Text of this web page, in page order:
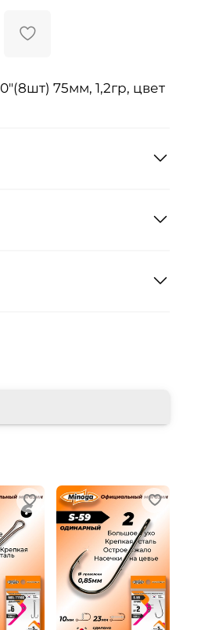
75мм, 1,2гр, цвет